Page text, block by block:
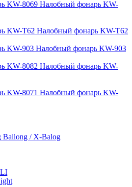
Налобный фонарь KW-
Налобный фонарь KW-T62
Налобный фонарь KW-903
Налобный фонарь KW-
Налобный фонарь KW-
Bailong / X-Balog